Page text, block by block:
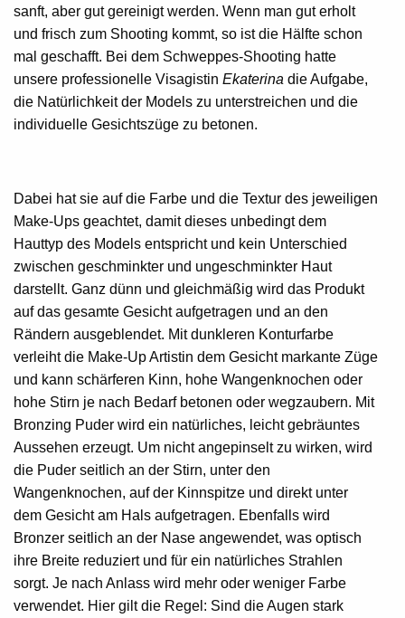
sanft, aber gut gereinigt werden. Wenn man gut erholt
und frisch zum Shooting kommt, so ist die Hälfte schon
mal geschafft. Bei dem Schweppes-Shooting hatte
unsere professionelle Visagistin Ekaterina die Aufgabe,
die Natürlichkeit der Models zu unterstreichen und die
individuelle Gesichtszüge zu betonen.
Dabei hat sie auf die Farbe und die Textur des jeweiligen
Make-Ups geachtet, damit dieses unbedingt dem
Hauttyp des Models entspricht und kein Unterschied
zwischen geschminkter und ungeschminkter Haut
darstellt. Ganz dünn und gleichmäßig wird das Produkt
auf das gesamte Gesicht aufgetragen und an den
Rändern ausgeblendet. Mit dunkleren Konturfarbe
verleiht die Make-Up Artistin dem Gesicht markante Züge
und kann schärferen Kinn, hohe Wangenknochen oder
hohe Stirn je nach Bedarf betonen oder wegzaubern. Mit
Bronzing Puder wird ein natürliches, leicht gebräuntes
Aussehen erzeugt. Um nicht angepinselt zu wirken, wird
die Puder seitlich an der Stirn, unter den
Wangenknochen, auf der Kinnspitze und direkt unter
dem Gesicht am Hals aufgetragen. Ebenfalls wird
Bronzer seitlich an der Nase angewendet, was optisch
ihre Breite reduziert und für ein natürliches Strahlen
sorgt. Je nach Anlass wird mehr oder weniger Farbe
verwendet. Hier gilt die Regel: Sind die Augen stark